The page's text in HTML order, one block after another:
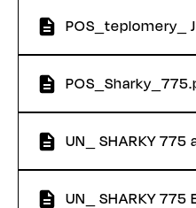
POS_teplomery_
UN_ SHARKY 775
UN_ SHARKY 775